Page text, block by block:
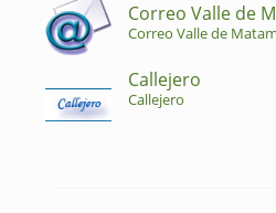
Correo Valle de
Correo Valle de
Callejero
Callejero